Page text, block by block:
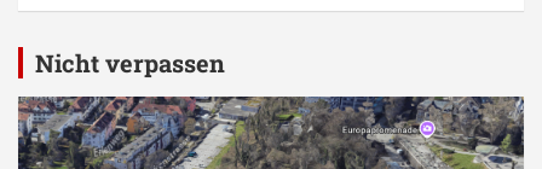
Nicht verpassen